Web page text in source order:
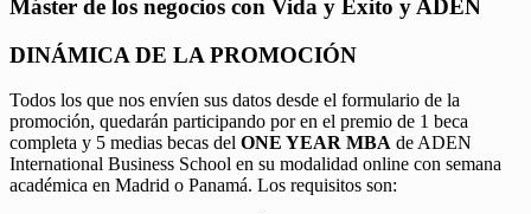
Máster de los negocios con Vida y Éxito y ADEN
DINÁMICA DE LA PROMOCIÓN
Todos los que nos envíen sus datos desde el formulario de la
promoción, quedarán participando por en el premio de 1 beca
completa y 5 medias becas del ONE YEAR MBA de ADEN
International Business School en su modalidad online con semana
académica en Madrid o Panamá. Los requisitos son: